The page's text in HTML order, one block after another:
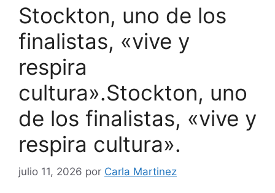
Stockton, uno de los
finalistas, «vive y
respira
cultura».Stockton, uno
de los finalistas, «vive y
respira cultura».
julio 11, 2026 por Carla Martinez